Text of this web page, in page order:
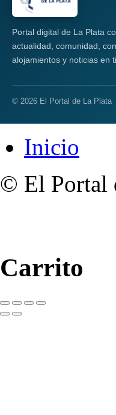
Portal digital de La Plata
actualidad, comunidad,
alojamientos y noticias en
© 2026 El Portal de La Plata
Inicio
© El Portal
Carrito